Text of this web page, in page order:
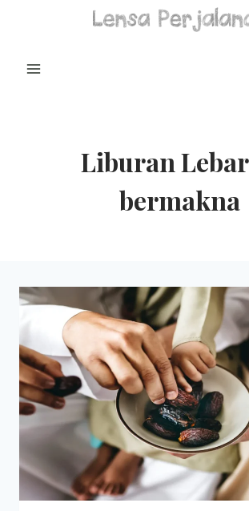
Liburan
bermakna